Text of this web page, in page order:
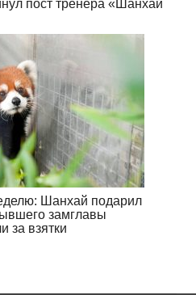
пост тренера «Шанхай
Шанхай подарил
замглавы
за взятки